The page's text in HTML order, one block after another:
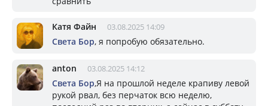
Катя Файн 03.08.2025 14:09
Света Бор, я попробую обязательно.
anton 03.08.2025 14:12
Света Бор,Я на прошлой неделе крапиву левой
рукой рвал, без перчаток всю неделю,